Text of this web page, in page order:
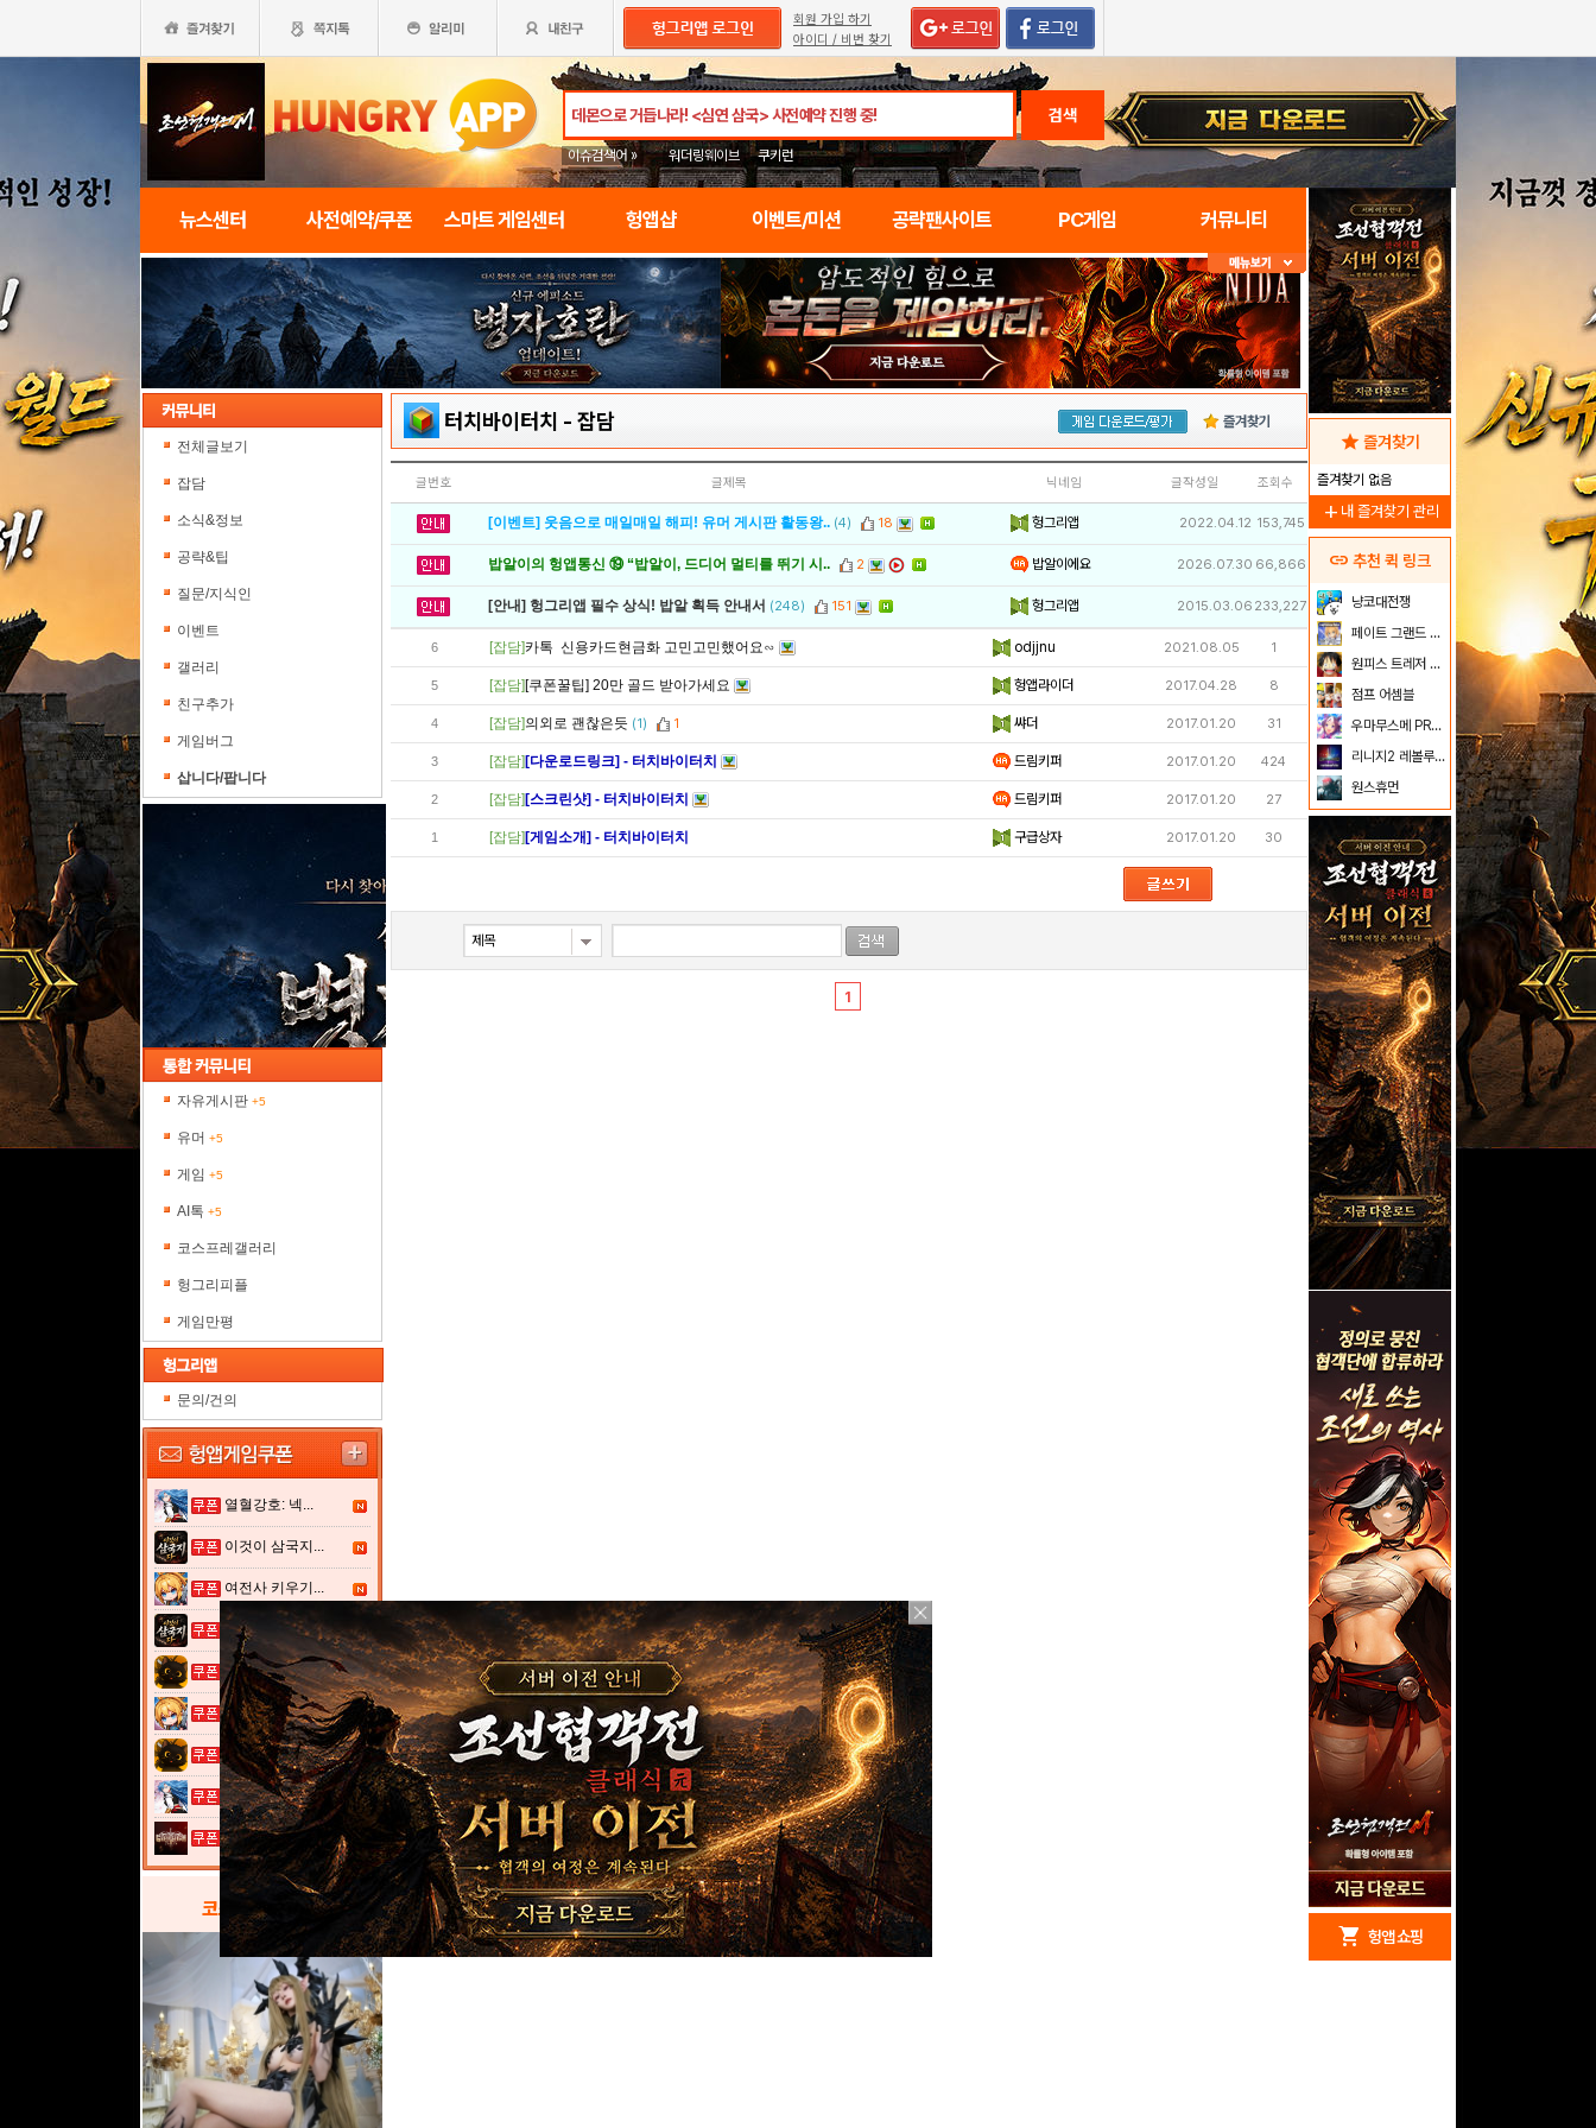
회원 가입 하기
아이디 / 비번 찾기
검색
이슈검색어 » 워더링웨이브 쿠키런
뉴스센터 사전예약/쿠폰 스마트 게임센터 헝앱샵 이벤트/미션 공략팬사이트 PC게임 커뮤니티
전체글보기
잡담
소식&정보
공략&팁
질문/지식인
이벤트
갤러리
친구추가
게임버그
삽니다/팝니다
자유게시판 +5
유머 +5
게임 +5
AI톡 +5
코스프레갤러리
헝그리피플
게임만평
문의/건의
열혈강호: 넥...
이것이 삼국지...
여전사 키우기...
이것이 삼국지...
고양이 낚시터...
여전사 키우기...
고양이 낚시터...
열혈강호: 넥...
그레이 사가
코스프레 갤러리
터치바이터치 - 잡담 즐겨찾기
글번호 글제목 닉네임 글작성일 조회수
[이벤트] 웃음으로 매일매일 해피! 유머 게시판 활동왕.. (4) 18 헝그리앱 2022.04.12 153,745
밥알이의 헝앱통신 ⑲ “밥알이, 드디어 멀티를 뛰기 시.. 2 밥알이에요 2026.07.30 66,866
[안내] 헝그리앱 필수 상식! 밥알 획득 안내서 (248) 151 헝그리앱 2015.03.06 233,227
6 [잡담]카톡 신용카드현금화 고민고민했어요∽ odjjnu 2021.08.05 1
5 [잡담] [쿠폰꿀팁] 20만 골드 받아가세요 헝앱라이더 2017.04.28 8
4 [잡담]의외로 괜찮은듯 (1) 1 쌰더 2017.01.20 31
3 [잡담] [다운로드링크] - 터치바이터치 드림키퍼 2017.01.20 424
2 [잡담] [스크린샷] - 터치바이터치 드림키퍼 2017.01.20 27
1 [잡담] [게임소개] - 터치바이터치 구급상자 2017.01.20 30
1
star 즐겨찾기
즐겨찾기 없음
add 내 즐겨찾기 관리
link 추천 퀵 링크
냥코대전쟁
페이트 그랜드 오더
원피스 트레저 크루즈
점프 어셈블
우마무스메 PRETTY DERBY
리니지2 레볼루션
원스휴먼
shopping_cart 헝앱 쇼핑